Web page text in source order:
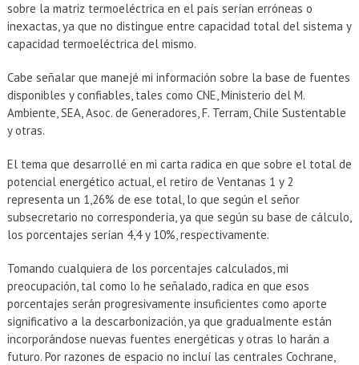
Académicos Estudiantes
sobre la matriz termoeléctrica en el país serían erróneas o
inexactas, ya que no distingue entre capacidad total del sistema y
capacidad termoeléctrica del mismo.
Cabe señalar que manejé mi información sobre la base de fuentes
disponibles y confiables, tales como CNE, Ministerio del M.
Ambiente, SEA, Asoc. de Generadores, F. Terram, Chile Sustentable
y otras.
El tema que desarrollé en mi carta radica en que sobre el total de
potencial energético actual, el retiro de Ventanas 1 y 2
representa un 1,26% de ese total, lo que según el señor
subsecretario no correspondería, ya que según su base de cálculo,
los porcentajes serían 4,4 y 10%, respectivamente.
Tomando cualquiera de los porcentajes calculados, mi
preocupación, tal como lo he señalado, radica en que esos
porcentajes serán progresivamente insuficientes como aporte
significativo a la descarbonización, ya que gradualmente están
incorporándose nuevas fuentes energéticas y otras lo harán a
futuro. Por razones de espacio no incluí las centrales Cochrane,